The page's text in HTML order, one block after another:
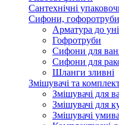
Сантехнічні
Сифони,
Арматура до
Гофротруби
Сифони для
Сифони для
Шланги зливні
Змішувачі та
Змішувачі для
Змішувачі для
Змішувачі